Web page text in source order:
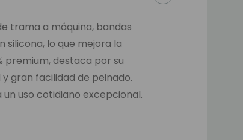
trama a máquina, bandas
lo que mejora la
premium, destaca por su
gran facilidad de peinado.
uso cotidiano excepcional.